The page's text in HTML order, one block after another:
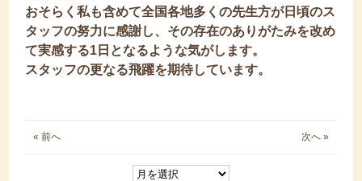
おそらく私も含めて全国各地多くの先生方が日頃のス
タッフの努力に感謝し、その存在のありがたみを改め
て実感する1日となるような気がします。
スタッフの更なる飛躍を期待しています。
« 前へ 次へ »